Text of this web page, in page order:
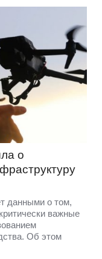
о
данными о том,
важные
Об этом